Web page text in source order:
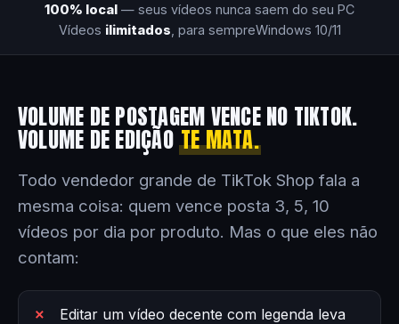
100% local — seus vídeos nunca saem do seu PC
Vídeos ilimitados , para sempreWindows 10/11
VOLUME DE POSTAGEM VENCE NO TIKTOK.
VOLUME DE EDIÇÃOTE MATA.
Todo vendedor grande de TikTok Shop fala a
mesma coisa: quem vence posta 3, 5, 10
vídeos por dia por produto. Mas o que eles não
contam:
Editar um vídeo decente com legenda leva